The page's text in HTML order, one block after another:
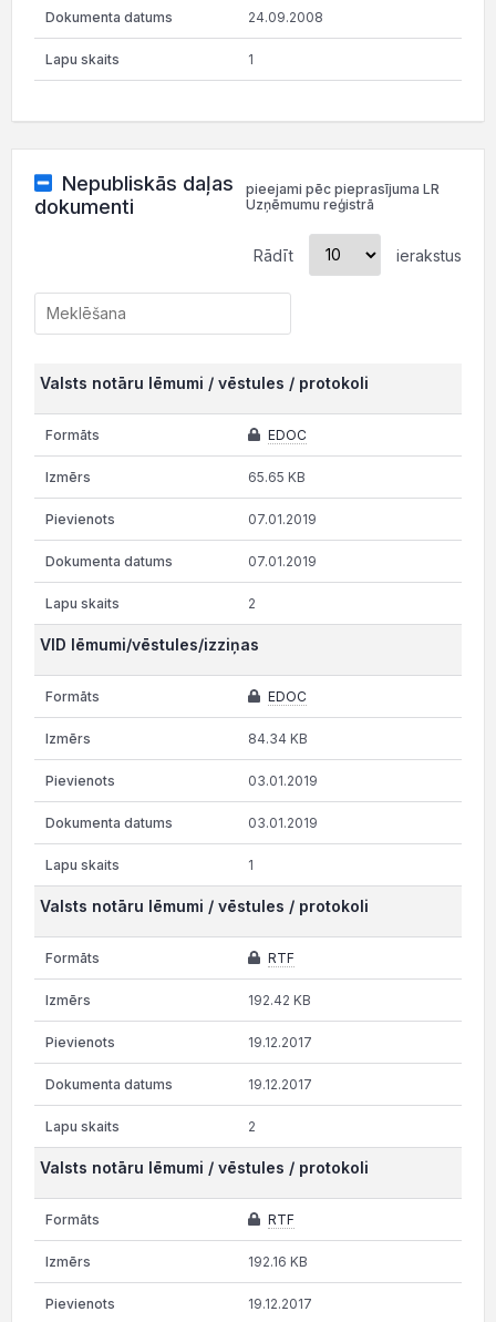
24.09.2008
1
Nepubliskās daļas
dokumenti
pieejami pēc pieprasījuma LR
Uzņēmumu reģistrā
Rādīt ierakstus
Valsts notāru lēmumi / vēstules / protokoli
EDOC
65.65 KB
07.01.2019
07.01.2019
2
VID lēmumi/vēstules/izziņas
EDOC
84.34 KB
03.01.2019
03.01.2019
1
Valsts notāru lēmumi / vēstules / protokoli
RTF
192.42 KB
19.12.2017
19.12.2017
2
Valsts notāru lēmumi / vēstules / protokoli
RTF
192.16 KB
19.12.2017